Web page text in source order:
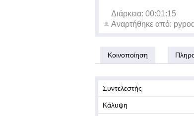
Διάρκεια: 00:01:15
Αναρτήθηκε από:
Κοινοποίηση
Συντελεστής
Κάλυψη